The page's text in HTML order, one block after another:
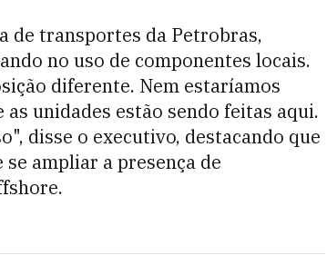
de transportes da Petrobras,
no uso de componentes locais.
diferente. Nem estaríamos
unidades estão sendo feitas aqui.
disse o executivo, destacando que
ampliar a presença de